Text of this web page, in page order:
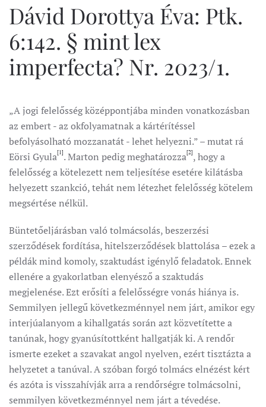
Dávid Dorottya Éva: Ptk.
6:142. § mint lex
imperfecta? Nr. 2023/1.
„A jogi felelősség középpontjába minden vonatkozásban
az embert - az okfolyamatnak a kártérítéssel
befolyásolható mozzanatát - lehet helyezni.” – mutat rá
Eörsi Gyula[1]. Marton pedig meghatározza[2], hogy a
felelősség a kötelezett nem teljesítése esetére kilátásba
helyezett szankció, tehát nem létezhet felelősség kötelem
megsértése nélkül.
Büntetőeljárásban való tolmácsolás, beszerzési
szerződések fordítása, hitelszerződések blattolása – ezek a
példák mind komoly, szaktudást igénylő feladatok. Ennek
ellenére a gyakorlatban elenyésző a szaktudás
megjelenése. Ezt erősíti a felelősségre vonás hiánya is.
Semmilyen jellegű következménnyel nem járt, amikor egy
interjúalanyom a kihallgatás során azt közvetítette a
tanúnak, hogy gyanúsítottként hallgatják ki. A rendőr
ismerte ezeket a szavakat angol nyelven, ezért tisztázta a
helyzetet a tanúval. A szóban forgó tolmács elnézést kért
és azóta is visszahívják arra a rendőrségre tolmácsolni,
semmilyen következménnyel nem járt a tévedése.